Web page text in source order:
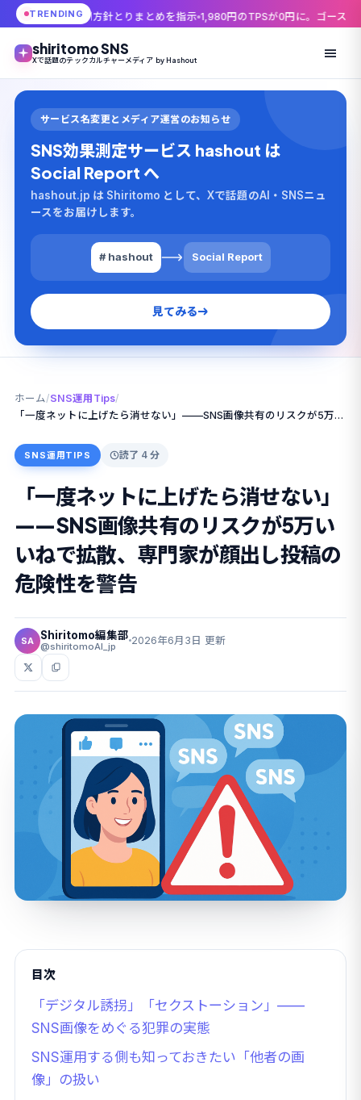
TRENDING
方針とりまとめを指示 1,980円のTPSが0円に。ゴーストリコン25周年、
shiritomo SNS
Xで話題のテックカルチャーメディア by Hashout
サービス名変更とメディア運営のお知らせ
SNS効果測定サービス hashout は
Social Report へ
hashout.jp は Shiritomo として、Xで話題のAI・SNSニュ
ースをお届けします。
# hashout Social Report
見てみる
ホーム /SNS運用Tips/
「一度ネットに上げたら消せない」——SNS画像共有のリスクが5万いいねで拡散、専門家が顔出し投稿の危険性を警告
SNS運用TIPS 読了 4 分
「一度ネットに上げたら消せない」
——SNS画像共有のリスクが5万い
いねで拡散、専門家が顔出し投稿の
危険性を警告
SA Shiritomo編集部
@shiritomoAI_jp 2026年6月3日 更新
目次
「デジタル誘拐」「セクストーション」——
SNS画像をめぐる犯罪の実態
SNS運用する側も知っておきたい「他者の画
像」の扱い